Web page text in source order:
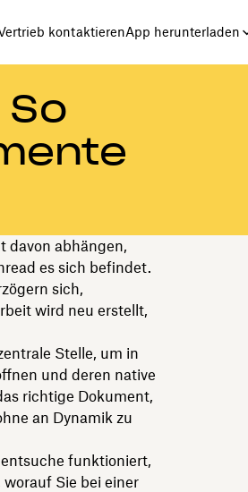
kontaktierenApp herunterladen
davon abhängen,
es sich befindet.
sich,
wird neu erstellt,
Stelle, um in
und deren native
richtige Dokument,
an Dynamik zu
funktioniert,
Sie bei einer